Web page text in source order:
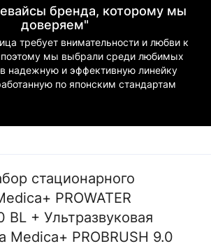
бренда, которому мы
доверяем"
требует внимательности и любви к
поэтому мы выбрали среди любимых
надежную и эффективную линейку
по японским стандартам
стационарного
PROWATER
BL + Ультразвуковая
Medica+ PROBRUSH 9.0